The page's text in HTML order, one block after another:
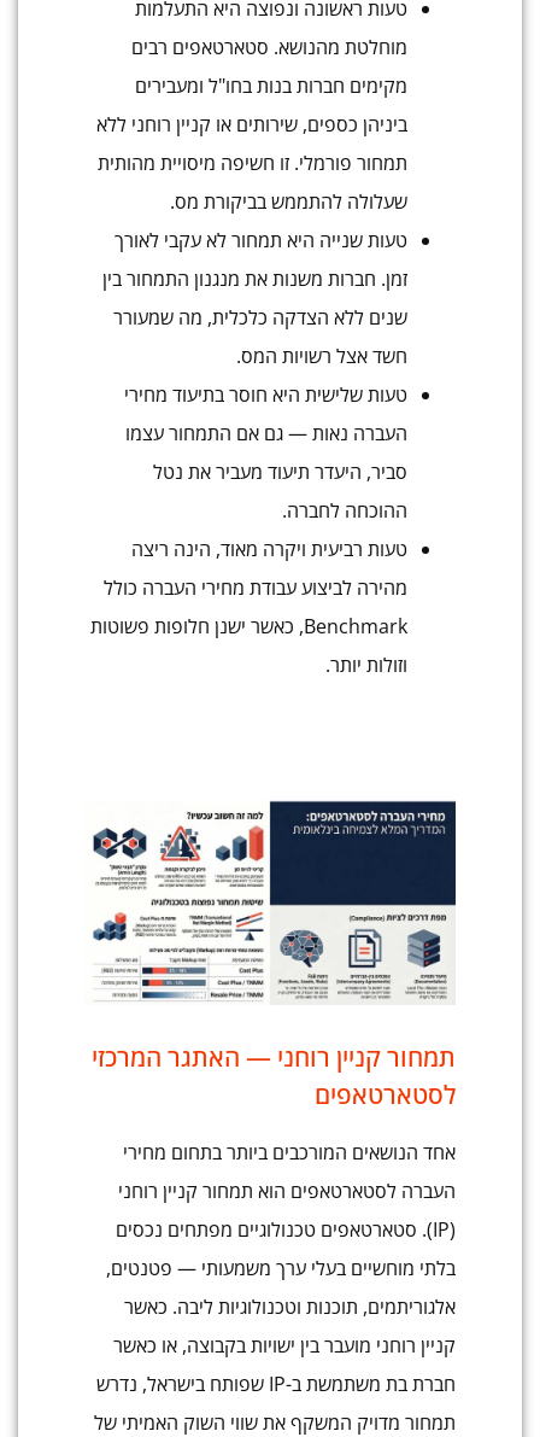
טעות ראשונה ונפוצה היא התעלמות
מוחלטת מהנושא. סטארטאפים רבים
מקימים חברות בנות בחו"ל ומעבירים
ביניהן כספים, שירותים או קניין רוחני ללא
תמחור פורמלי. זו חשיפה מיסויית מהותית
שעלולה להתממש בביקורת מס.
טעות שנייה היא תמחור לא עקבי לאורך
זמן. חברות משנות את מנגנון התמחור בין
שנים ללא הצדקה כלכלית, מה שמעורר
חשד אצל רשויות המס.
טעות שלישית היא חוסר בתיעוד מחירי
העברה נאות — גם אם התמחור עצמו
סביר, היעדר תיעוד מעביר את נטל
ההוכחה לחברה.
טעות רביעית ויקרה מאוד, הינה ריצה
מהירה לביצוע עבודת מחירי העברה כולל
Benchmark, כאשר ישנן חלופות פשוטות
וזולות יותר.
תמחור קניין רוחני — האתגר המרכזי
לסטארטאפים
אחד הנושאים המורכבים ביותר בתחום מחירי
העברה לסטארטאפים הוא תמחור קניין רוחני
(IP). סטארטאפים טכנולוגיים מפתחים נכסים
בלתי מוחשיים בעלי ערך משמעותי — פטנטים,
אלגוריתמים, תוכנות וטכנולוגיות ליבה. כאשר
קניין רוחני מועבר בין ישויות בקבוצה, או כאשר
חברת בת משתמשת ב-IP שפותח בישראל, נדרש
תמחור מדויק המשקף את שווי השוק האמיתי של